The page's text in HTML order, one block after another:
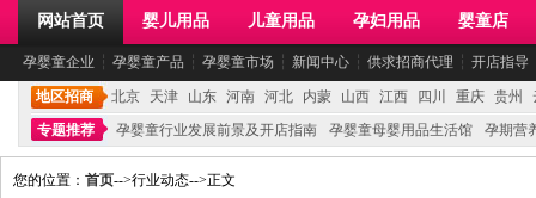
网站首页 婴儿用品 儿童用品 孕妇用品 婴童店
孕婴童企业 ┆ 孕婴童产品 ┆ 孕婴童市场 ┆ 新闻中心 ┆ 供求招商代理 ┆ 开店指导
地区招商 北京 天津 山东 河南 河北 内蒙 山西 江西 四川 重庆 贵州
专题推荐
孕婴童行业发展前景及开店指南 孕婴童母婴用品生活馆 孕期营
您的位置： 首页-->行业动态-->正文